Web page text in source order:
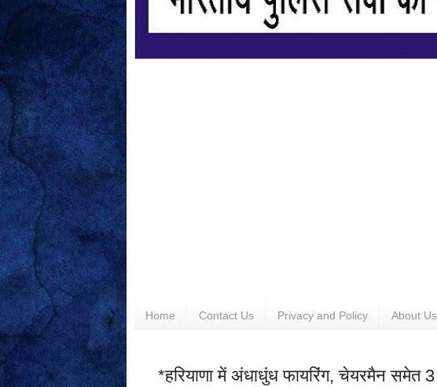
Home Contact Us Privacy and Policy About Us
*हरियाणा में अंधाधुंध फायरिंग, चेयरमैन समेत